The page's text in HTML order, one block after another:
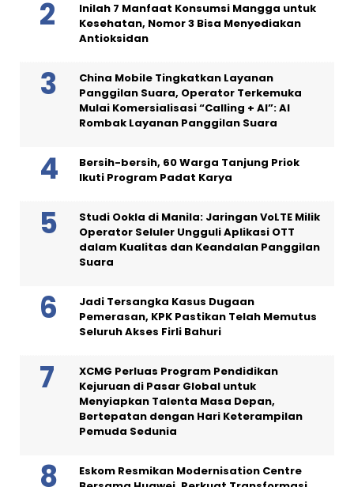
Inilah 7 Manfaat Konsumsi Mangga untuk
Kesehatan, Nomor 3 Bisa Menyediakan
Antioksidan
China Mobile Tingkatkan Layanan
Panggilan Suara, Operator Terkemuka
Mulai Komersialisasi “Calling + AI”: AI
Rombak Layanan Panggilan Suara
Bersih-bersih, 60 Warga Tanjung Priok
Ikuti Program Padat Karya
Studi Ookla di Manila: Jaringan VoLTE Milik
Operator Seluler Ungguli Aplikasi OTT
dalam Kualitas dan Keandalan Panggilan
Suara
Jadi Tersangka Kasus Dugaan
Pemerasan, KPK Pastikan Telah Memutus
Seluruh Akses Firli Bahuri
XCMG Perluas Program Pendidikan
Kejuruan di Pasar Global untuk
Menyiapkan Talenta Masa Depan,
Bertepatan dengan Hari Keterampilan
Pemuda Sedunia
Eskom Resmikan Modernisation Centre